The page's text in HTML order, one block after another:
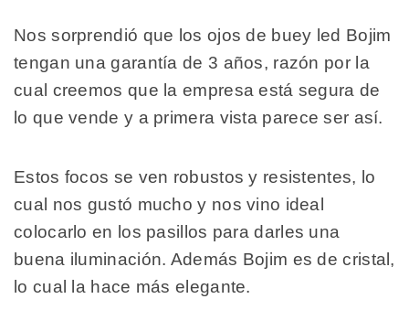
Nos sorprendió que los ojos de buey led Bojim
tengan una garantía de 3 años, razón por la
cual creemos que la empresa está segura de
lo que vende y a primera vista parece ser así.
Estos focos se ven robustos y resistentes, lo
cual nos gustó mucho y nos vino ideal
colocarlo en los pasillos para darles una
buena iluminación. Además Bojim es de cristal,
lo cual la hace más elegante.